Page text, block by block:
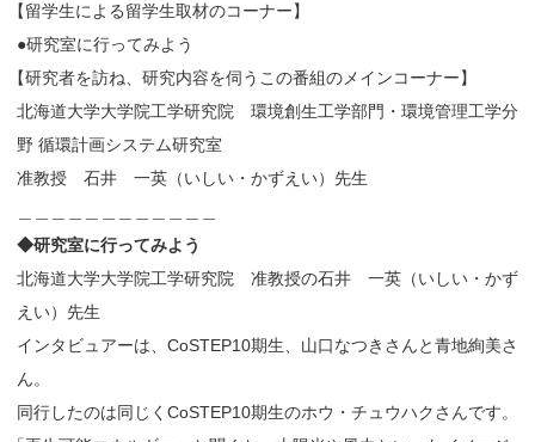
【留学生による留学生取材のコーナー】
●研究室に行ってみよう
【研究者を訪ね、研究内容を伺うこの番組のメインコーナー】
北海道大学大学院工学研究院 環境創生工学部門・環境管理工学分
野 循環計画システム研究室
准教授 石井 一英（いしい・かずえい）先生
◆研究室に行ってみよう
北海道大学大学院工学研究院 准教授の石井 一英（いしい・かず
えい）先生
インタビュアーは、CoSTEP10期生、山口なつきさんと青地絢美さ
ん。
同行したのは同じくCoSTEP10期生のホウ・チュウハクさんです。